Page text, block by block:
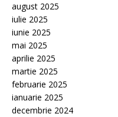
august 2025
iulie 2025
iunie 2025
mai 2025
aprilie 2025
martie 2025
februarie 2025
ianuarie 2025
decembrie 2024